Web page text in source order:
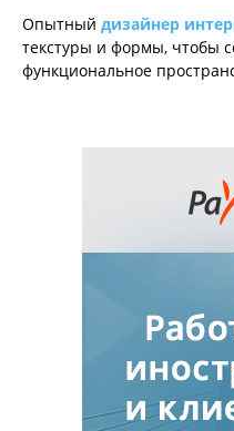
Опытный дизайнер
текстуры и формы, чтобы
функциональное